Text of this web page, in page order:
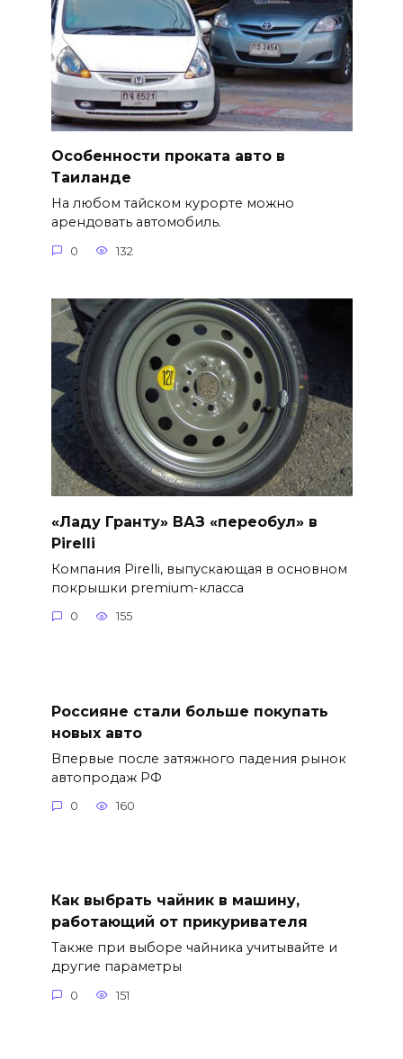
Особенности проката авто в
Таиланде
На любом тайском курорте можно
арендовать автомобиль.
0 132
«Ладу Гранту» ВАЗ «переобул» в
Pirelli
Компания Pirelli, выпускающая в основном
покрышки premium-класса
0 155
Россияне стали больше покупать
новых авто
Впервые после затяжного падения рынок
автопродаж РФ
0 160
Как выбрать чайник в машину,
работающий от прикуривателя
Также при выборе чайника учитывайте и
другие параметры
0 151